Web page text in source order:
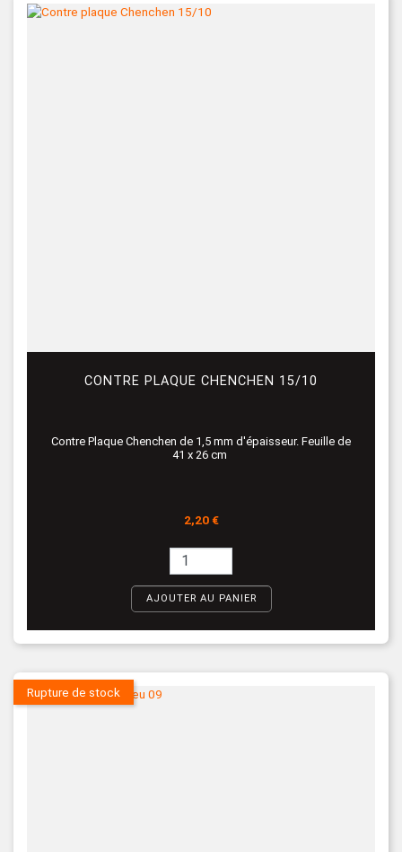
CONTRE PLAQUE CHENCHEN 15/10
Contre Plaque Chenchen de 1,5 mm d'épaisseur. Feuille de
41 x 26 cm
Prix
2,20 €
AJOUTER AU PANIER
Rupture de stock